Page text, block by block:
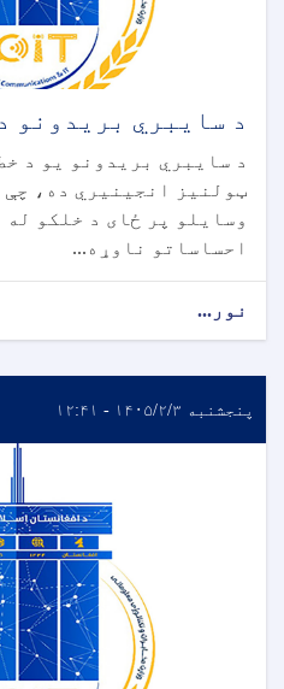
د سایبري بریدونو
د سایبري بریدونو یو د
ټولنیز انجینیري ده،
وسایلو پر ځای د خلکو
احساساتو ناوړه...
نور...
پنجشنبه ۱۴۰۵/۲/۳ - ۱۲:۴۱